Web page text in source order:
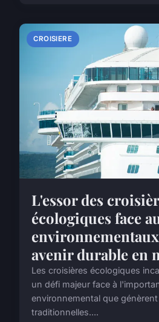
CROISIERE
L'essor des
écologiques face
avenir durable en
Les croisières écologiques
un défi majeur face à
environnemental que
traditionnelles....